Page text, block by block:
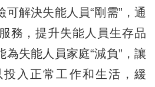
可解決失能人員“剛需”，通
務，提升失能人員生存品
為失能人員家庭“減負”，讓
入正常工作和生活，緩